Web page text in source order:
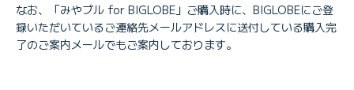
なお、「みやブル for BIGLOBE」ご購入時に、BIGLOBEにご登
録いただいているご連絡先メールアドレスに送付している購入完
了のご案内メールでもご案内しております。